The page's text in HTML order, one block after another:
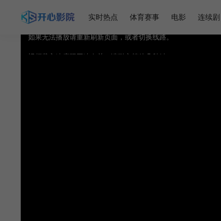
实时热点 体育赛事 电影 连续剧